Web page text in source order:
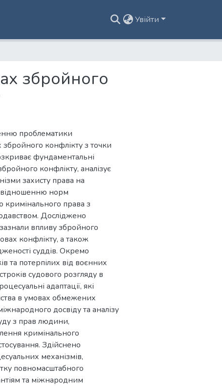
Увійти
збройного
проблематики
конфлікту з точки
фундаментальні
конфлікту, аналізує
захисту права на
норм
кримінального права з
Досліджено
впливу збройного
конфлікту, а також
суддів. Окремо
та потерпілих від воєнних
судового розгляду в
адаптації, які
в умовах обмежених
досвіду та аналізу
з прав людини,
кримінального
Здійснено
механізмів,
повномасштабного
та міжнародним